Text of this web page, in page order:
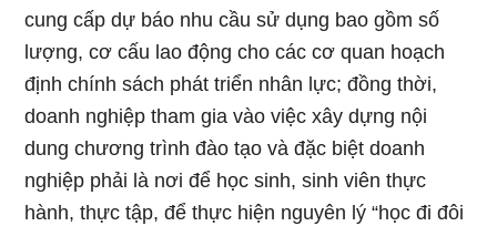
cung cấp dự báo nhu cầu sử dụng bao gồm số
lượng, cơ cấu lao động cho các cơ quan hoạch
định chính sách phát triển nhân lực; đồng thời,
doanh nghiệp tham gia vào việc xây dựng nội
dung chương trình đào tạo và đặc biệt doanh
nghiệp phải là nơi để học sinh, sinh viên thực
hành, thực tập, để thực hiện nguyên lý “học đi đôi